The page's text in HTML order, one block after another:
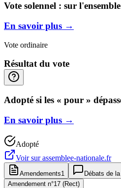
Vote solennel : sur
En savoir plus →
Vote ordinaire
Résultat du vote
Adopté si les « pour »
En savoir plus →
Adopté
Voir surassemblee-nationale.fr
Amendements1 Débats de
Amendement n°17 (Rect)